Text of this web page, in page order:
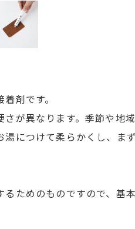
剤です。
さが異なります。季節や地
湯につけて柔らかくし、ま
ためのものですので、基